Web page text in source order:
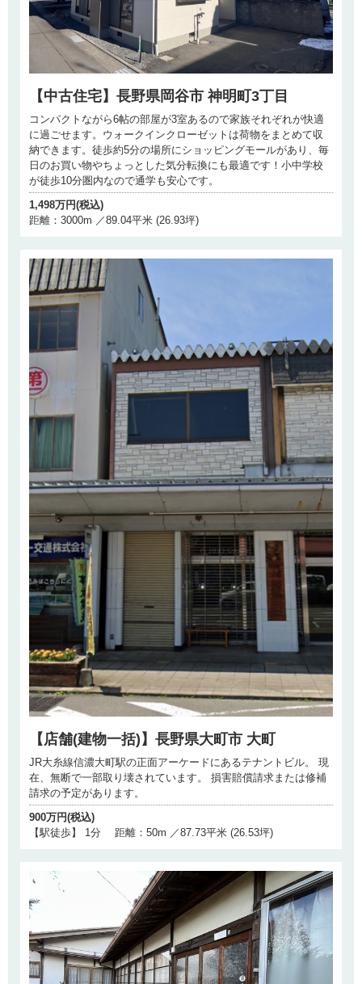
【中古住宅】長野県岡谷市 神明町3丁目
コンパクトながら6帖の部屋が3室あるので家族それぞれが快適
に過ごせます。ウォークインクローゼットは荷物をまとめて収
納できます。徒歩約5分の場所にショッピングモールがあり、毎
日のお買い物やちょっとした気分転換にも最適です！小中学校
が徒歩10分圏内なので通学も安心です。
1,498万円(税込)
距離：3000m ／89.04平米 (26.93坪)
【店舗(建物一括)】長野県大町市 大町
JR大糸線信濃大町駅の正面アーケードにあるテナントビル。 現
在、無断で一部取り壊されています。 損害賠償請求または修補
請求の予定があります。
900万円(税込)
【駅徒歩】 1分 距離：50m ／87.73平米 (26.53坪)